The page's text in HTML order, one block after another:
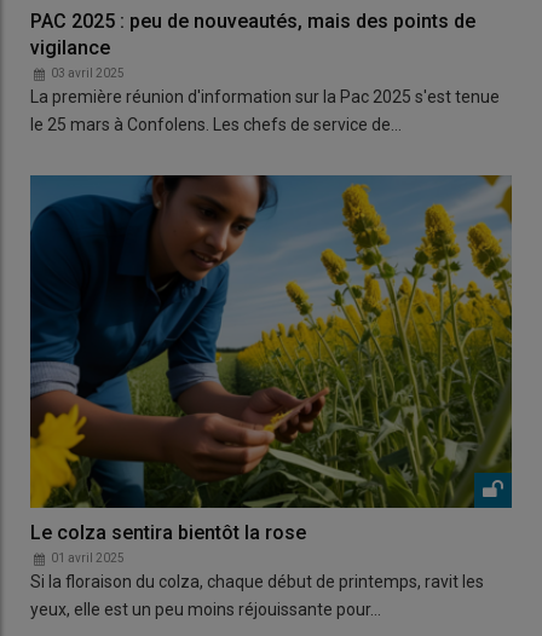
PAC 2025 : peu de nouveautés, mais des points de
vigilance
03 avril 2025
La première réunion d'information sur la Pac 2025 s'est tenue
le 25 mars à Confolens. Les chefs de service de…
Le colza sentira bientôt la rose
01 avril 2025
Si la floraison du colza, chaque début de printemps, ravit les
yeux, elle est un peu moins réjouissante pour…